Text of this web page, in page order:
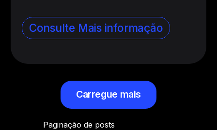
Consulte Mais informação
Carregue mais
Paginação de posts